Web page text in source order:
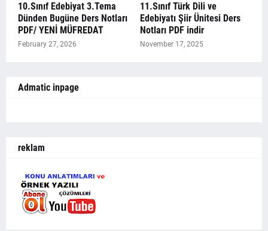
10.Sınıf Edebiyat 3.Tema
Dünden Bugüne Ders Notları
PDF/ YENİ MÜFREDAT
February 27, 2026
11.Sınıf Türk Dili ve
Edebiyatı Şiir Ünitesi Ders
Notları PDF indir
November 17, 2025
Admatic inpage
reklam